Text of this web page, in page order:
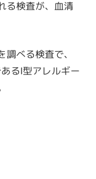
る検査が、血清
べる検査で、
るⅠ型アレルギー